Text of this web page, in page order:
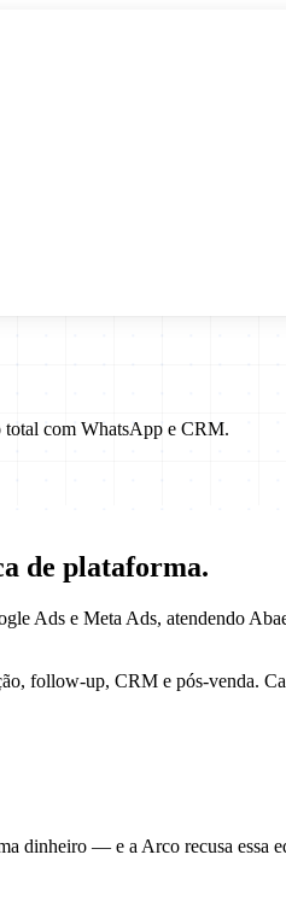
total com WhatsApp e CRM.
de plataforma.
Ads e Meta Ads, atendendo
follow-up, CRM e pós-venda.
dinheiro — e a Arco recusa essa